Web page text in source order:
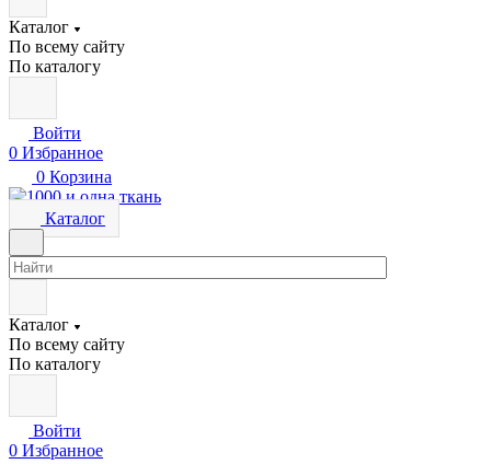
Каталог
По всему сайту
По каталогу
Войти
0 Избранное
0 Корзина
Каталог
Каталог
По всему сайту
По каталогу
Войти
0 Избранное